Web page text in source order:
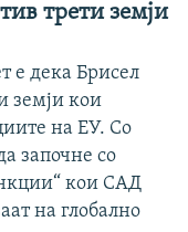
трети земји
е дека Брисел
земји кои
на ЕУ. Со
започне со
кои САД
на глобално